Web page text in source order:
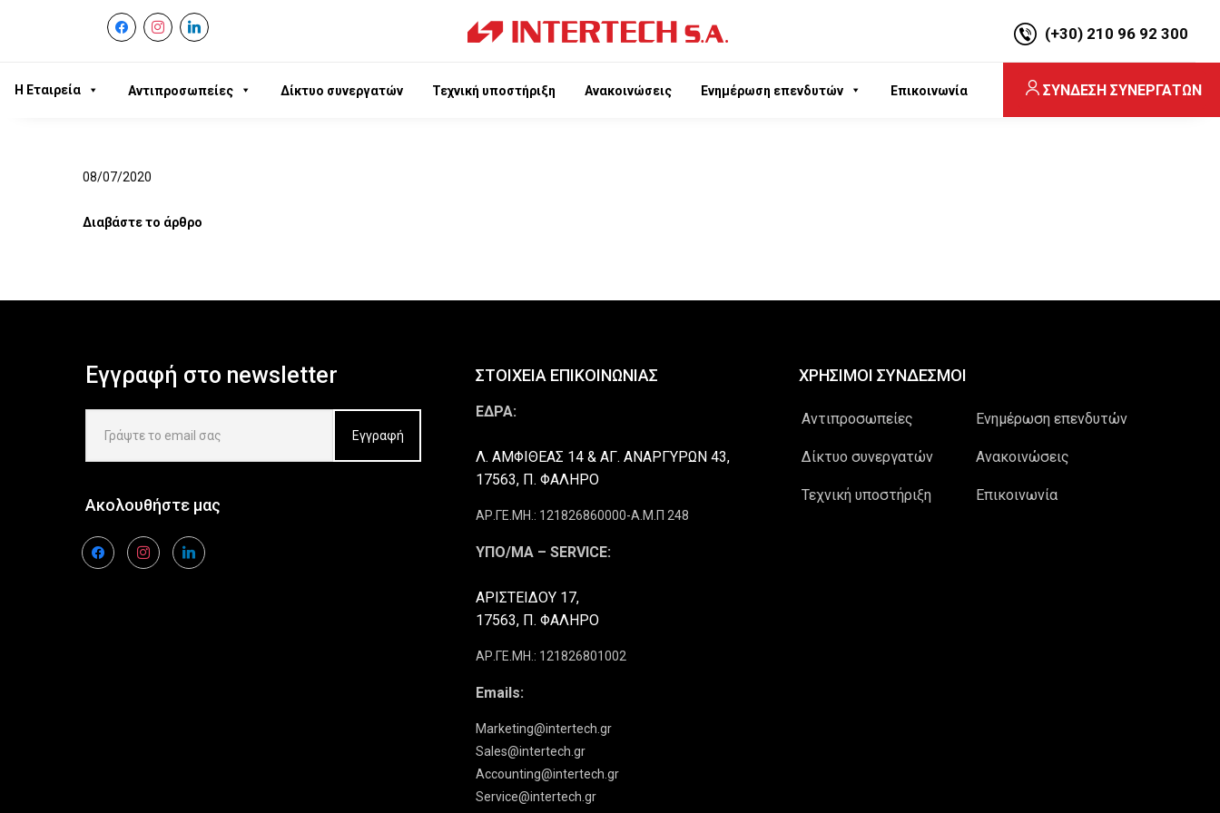
facebookinstagram
linkedin
(+30) 210 96 92 300
Η Εταιρεία Αντιπροσωπείες Δίκτυο συνεργατών Τεχνική υποστήριξη Ανακοινώσεις Ενημέρωση επενδυτών Επικοινωνία ΣΥΝΔΕΣΗ ΣΥΝΕΡΓΑΤΩΝ
08/07/2020
Διαβάστε το άρθρο
Εγγραφή στο newsletter
Ακολουθήστε μας
facebookinstagramlinkedin
ΣΤΟΙΧΕΙΑ ΕΠΙΚΟΙΝΩΝΙΑΣ
ΕΔΡΑ:
Λ. ΑΜΦΙΘΕΑΣ 14 & ΑΓ. ΑΝΑΡΓΥΡΩΝ 43,
17563, Π. ΦΑΛΗΡΟ
ΑΡ.ΓΕ.ΜΗ.: 121826860000-Α.Μ.Π 248
ΥΠΟ/ΜΑ – SERVICE:
ΑΡΙΣΤΕΙΔΟΥ 17,
17563, Π. ΦΑΛΗΡΟ
ΑΡ.ΓΕ.ΜΗ.: 121826801002
Emails:
Marketing@intertech.gr
Sales@intertech.gr
Accounting@intertech.gr
Service@intertech.gr
ΧΡΗΣΙΜΟΙ ΣΥΝΔΕΣΜΟΙ
Αντιπροσωπείες
Δίκτυο συνεργατών
Τεχνική υποστήριξη
Ενημέρωση επενδυτών
Ανακοινώσεις
Επικοινωνία